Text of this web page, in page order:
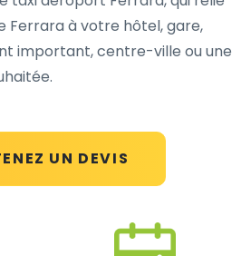
UN DEVIS
Ferrara à votre hôtel, gare,
important, centre-ville ou une